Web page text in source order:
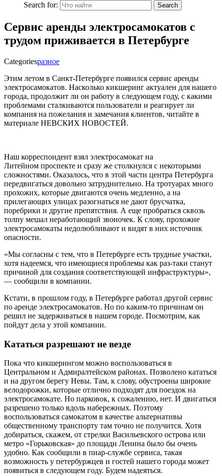
Search for:
Search
Сервис аренды электросамокатов с
трудом приживается в Петербурге
Categoriesразное
Этим летом в Санкт-Петербурге появился сервис аренды
электросамокатов. Насколько кикшеринг актуален для нашего
города, продолжит ли он работу в следующем году, с какими
проблемами сталкиваются пользователи и реагирует ли
компания на пожелания и замечания клиентов, читайте в
материале НЕВСКИХ НОВОСТЕЙ.
Наш корреспондент взял электросамокат на
Литейном проспекте и сразу же столкнулся с некоторыми
сложностями. Оказалось, что в этой части центра Петербурга
передвигаться довольно затруднительно. На тротуарах много
прохожих, которые двигаются очень медленно, а на
прилегающих улицах разогнаться не дают брусчатка,
поребрики и другие препятствия. А еще пробраться сквозь
толпу мешал неработающий звоночек. К слову, прохожие
электросамокаты недолюбливают и видят в них источник
опасности.
«Мы согласны с тем, что в Петербурге есть трудные участки,
хотя надеемся, что имеющиеся проблемы как раз-таки станут
причиной для создания соответствующей инфраструктуры»,
— сообщили в компании.
Кстати, в прошлом году, в Петербурге работал другой сервис
по аренде электросамокатов. Но по каким-то причинам он
решил не задерживаться в нашем городе. Посмотрим, как
пойдут дела у этой компании.
Кататься разрешают не везде
Пока что кикшерингом можно воспользоваться в
Центральном и Адмиралтейском районах. Позволено кататься
и на другом берегу Невы. Там, к слову, обустроены широкие
велодорожки, которые отлично подходят для поездок на
электросамокате. Но парковок, к сожалению, нет. И двигаться
разрешено только вдоль набережных. Поэтому
воспользоваться самокатом в качестве альтернативы
общественному транспорту там точно не получится. Хотя
добираться, скажем, от стрелки Васильевского острова или
метро «Горьковская» до площади Ленина было бы очень
удобно. Как сообщили в пиар-службе сервиса, такая
возможность у петербуржцев и гостей нашего города может
появиться в следующем году. Будем надеяться.